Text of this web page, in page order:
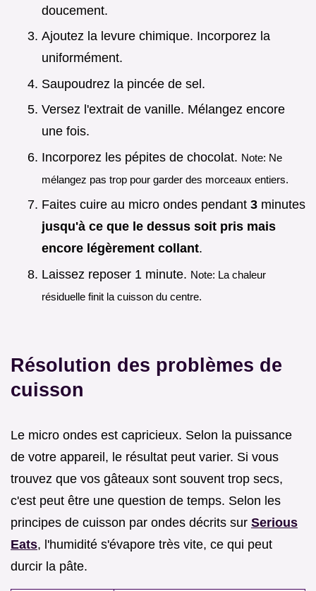
doucement.
Ajoutez la levure chimique. Incorporez la
uniformément.
Saupoudrez la pincée de sel.
Versez l'extrait de vanille. Mélangez encore
une fois.
Incorporez les pépites de chocolat. Note: Ne
mélangez pas trop pour garder des morceaux entiers.
Faites cuire au micro ondes pendant 3 minutes
jusqu'à ce que le dessus soit pris mais
encore légèrement collant.
Laissez reposer 1 minute. Note: La chaleur
résiduelle finit la cuisson du centre.
Résolution des problèmes de
cuisson
Le micro ondes est capricieux. Selon la puissance
de votre appareil, le résultat peut varier. Si vous
trouvez que vos gâteaux sont souvent trop secs,
c'est peut être une question de temps. Selon les
principes de cuisson par ondes décrits sur Serious
Eats, l'humidité s'évapore très vite, ce qui peut
durcir la pâte.